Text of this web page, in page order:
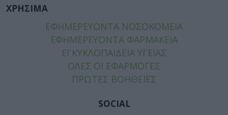
ΧΡΗΣΙΜΑ
ΕΦΗΜΕΡΕΥΟΝΤΑ ΝΟΣΟΚΟΜΕΙΑ
ΕΦΗΜΕΡΕΥΟΝΤΑ ΦΑΡΜΑΚΕΙΑ
ΕΓΚΥΚΛΟΠΑΙΔΕΙΑ ΥΓΕΙΑΣ
ΟΛΕΣ ΟΙ ΕΦΑΡΜΟΓΕΣ
ΠΡΩΤΕΣ ΒΟΗΘΕΙΕΣ
SOCIAL